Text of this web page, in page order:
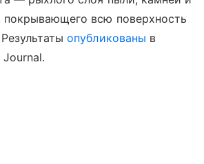
всю поверхность
опубликованы в